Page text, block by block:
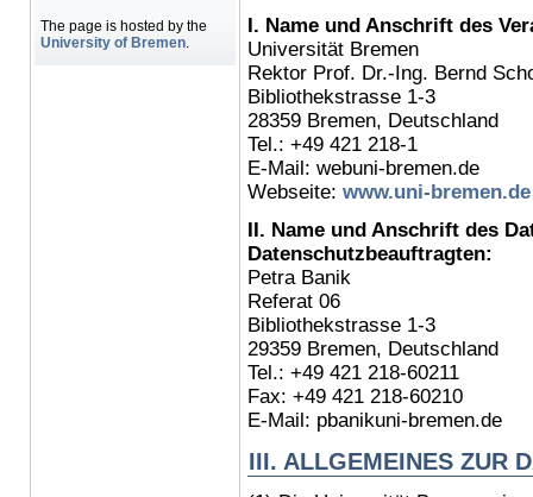
The page is hosted by the
University of Bremen.
I. Name und Anschrift des
Universität Bremen
Rektor Prof. Dr.-Ing. Bernd
Bibliothekstrasse 1-3
28359 Bremen, Deutschland
Tel.: +49 421 218-1
E-Mail: webuni-bremen.de
Webseite: www.uni-bremen.de
II. Name und Anschrift des
Datenschutzbeauftragten:
Petra Banik
Referat 06
Bibliothekstrasse 1-3
29359 Bremen, Deutschland
Tel.: +49 421 218-60211
Fax: +49 421 218-60210
E-Mail: pbanikuni-bremen.de
III. ALLGEMEINES ZUR